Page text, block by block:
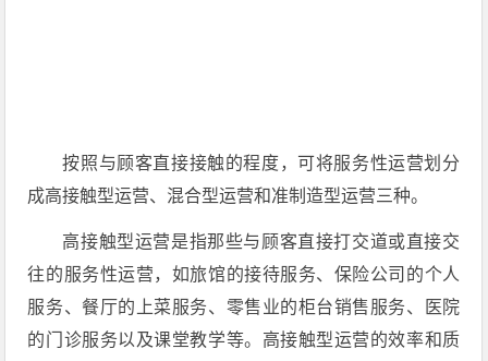
按照与顾客直接接触的程度，可将服务性运营划分
成高接触型运营、混合型运营和准制造型运营三种。
高接触型运营是指那些与顾客直接打交道或直接交
往的服务性运营，如旅馆的接待服务、保险公司的个人
服务、餐厅的上菜服务、零售业的柜台销售服务、医院
的门诊服务以及课堂教学等。高接触型运营的效率和质